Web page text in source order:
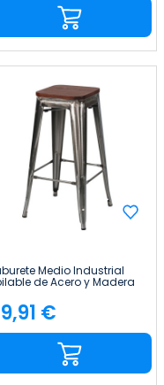
Medio Industrial
de Acero y Madera
Thinia Home
€